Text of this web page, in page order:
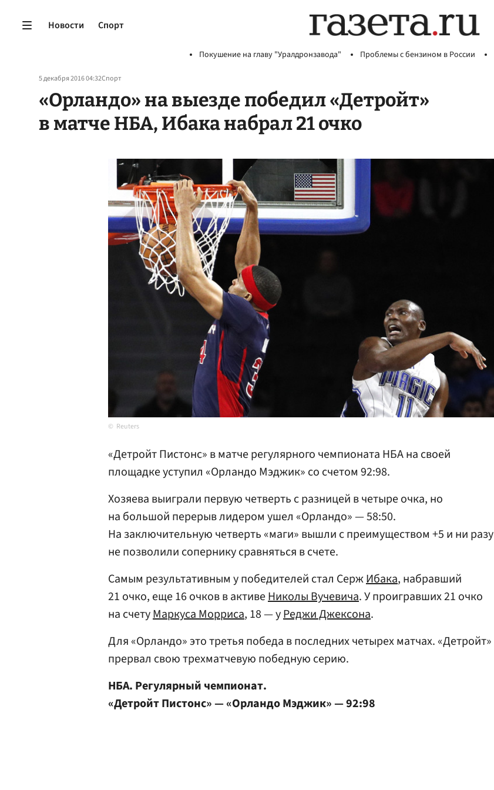
Новости Спорт
Покушение на главу "Уралдронзавода" Проблемы с бензином в России
5 декабря 2016 04:32Спорт
«Орландо» на выезде победил «Детройт»
в матче НБА, Ибака набрал 21 очко
Reuters
«Детройт Пистонс» в матче регулярного чемпионата НБА на своей
площадке уступил «Орландо Мэджик» со счетом 92:98.
Хозяева выиграли первую четверть с разницей в четыре очка, но
на большой перерыв лидером ушел «Орландо» — 58:50.
На заключительную четверть «маги» вышли с преимуществом +5 и ни разу
не позволили сопернику сравняться в счете.
Самым результативным у победителей стал СержИбака, набравший
21 очко, еще 16 очков в активеНиколы Вучевича. У проигравших 21 очко
на счетуМаркуса Морриса, 18 — уРеджи Джексона.
Для «Орландо» это третья победа в последних четырех матчах. «Детройт»
прервал свою трехматчевую победную серию.
НБА. Регулярный чемпионат.
«Детройт Пистонс» — «Орландо Мэджик» — 92:98